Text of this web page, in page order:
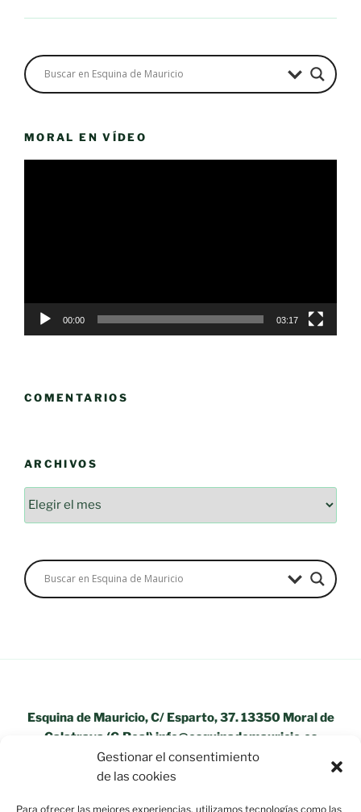
Gestionar el consentimiento
de las cookies
Para ofrecer las mejores experiencias, utilizamos tecnologías como las
MORAL EN VÍDEO
00:00 03:17
COMENTARIOS
ARCHIVOS
Archivos
Esquina de Mauricio, C/ Esparto, 37. 13350 Moral de
Calatrava (C.Real) info@esquinademauricio.es
«Aviso Legal»